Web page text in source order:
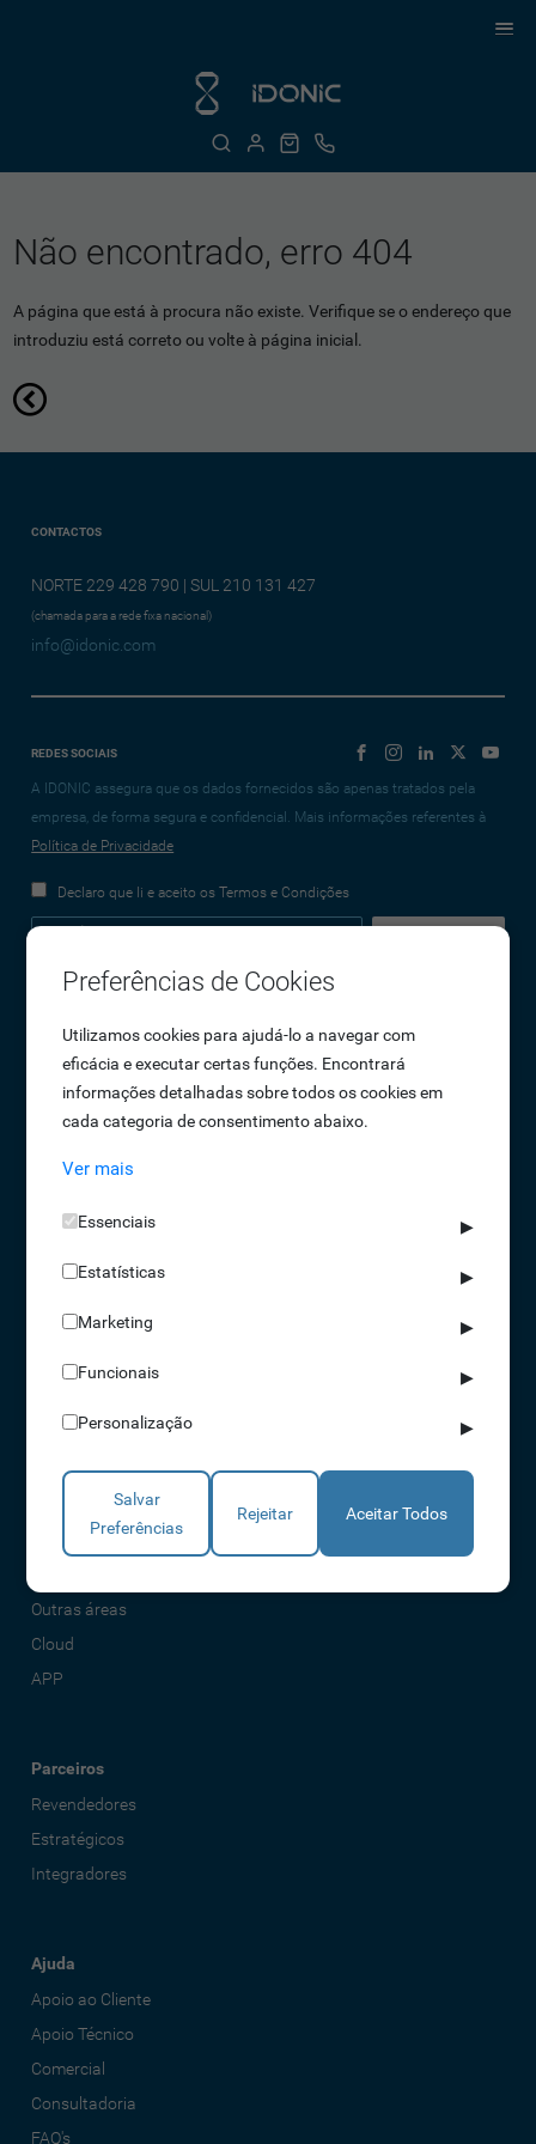
Não encontrado, erro 404
A página que está à procura não existe. Verifique se o endereço que
introduziu está correto ou volte à página inicial.
CONTACTOS
NORTE 229 428 790 | SUL 210 131 427
(chamada para a rede fixa nacional)
info@idonic.com
REDES SOCIAIS
A IDONIC assegura que os dados fornecidos são apenas tratados pela
empresa, de forma segura e confidencial. Mais informações referentes à
Política de Privacidade
Declaro que li e aceito os Termos e Condições
Empresa
Sobre Nós
Oportunidades de Emprego
Termos e Condições
Política de Privacidade
Livro de reclamações
Soluções
Acessos
Torniquetes
Parques Auto
Rondas e Serviços
Outras áreas
Cloud
APP
Parceiros
Revendedores
Estratégicos
Integradores
Ajuda
Apoio ao Cliente
Apoio Técnico
Comercial
Consultadoria
FAQ's
Preferências de Cookies
Utilizamos cookies para ajudá-lo a navegar com
eficácia e executar certas funções. Encontrará
informações detalhadas sobre todos os cookies em
cada categoria de consentimento abaixo.
Ver mais
Essenciais ▶
Estatísticas ▶
Marketing ▶
Funcionais ▶
Personalização ▶
Salvar
Preferências
Rejeitar Aceitar Todos